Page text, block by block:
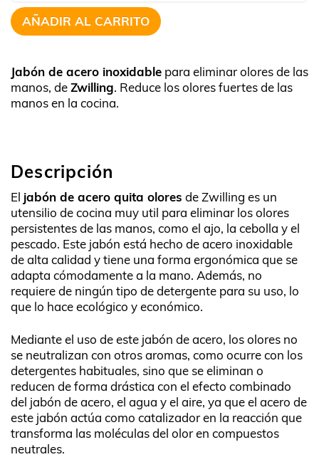
AÑADIR AL CARRITO
Jabón de acero inoxidable para eliminar olores de las
manos, deZwilling. Reduce los olores fuertes de las
manos en la cocina.
Descripción
El jabón de acero quita olores de Zwilling es un
utensilio de cocina muy util para eliminar los olores
persistentes de las manos, como el ajo, la cebolla y el
pescado. Este jabón está hecho de acero inoxidable
de alta calidad y tiene una forma ergonómica que se
adapta cómodamente a la mano. Además, no
requiere de ningún tipo de detergente para su uso, lo
que lo hace ecológico y económico.
Mediante el uso de este jabón de acero, los olores no
se neutralizan con otros aromas, como ocurre con los
detergentes habituales, sino que se eliminan o
reducen de forma drástica con el efecto combinado
del jabón de acero, el agua y el aire, ya que el acero de
este jabón actúa como catalizador en la reacción que
transforma las moléculas del olor en compuestos
neutrales.